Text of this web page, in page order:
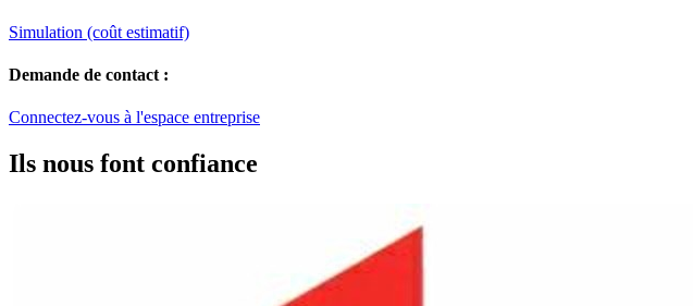
Simulation (coût estimatif)
Demande de contact :
Connectez-vous à l'espace entreprise
Ils nous font confiance